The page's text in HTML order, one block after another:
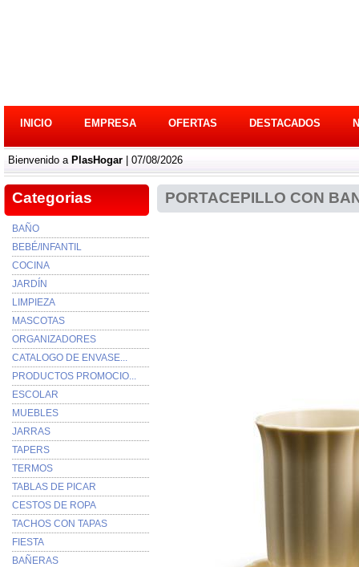
INICIO EMPRESA OFERTAS DESTACADOS
Bienvenido a PlasHogar | 07/08/2026
Categorias
BAÑO
BEBÉ/INFANTIL
COCINA
JARDÍN
LIMPIEZA
MASCOTAS
ORGANIZADORES
CATALOGO DE ENVASE...
PRODUCTOS PROMOCIO...
ESCOLAR
MUEBLES
JARRAS
TAPERS
TERMOS
TABLAS DE PICAR
CESTOS DE ROPA
TACHOS CON TAPAS
FIESTA
BAÑERAS
PORTACEPILLO CON